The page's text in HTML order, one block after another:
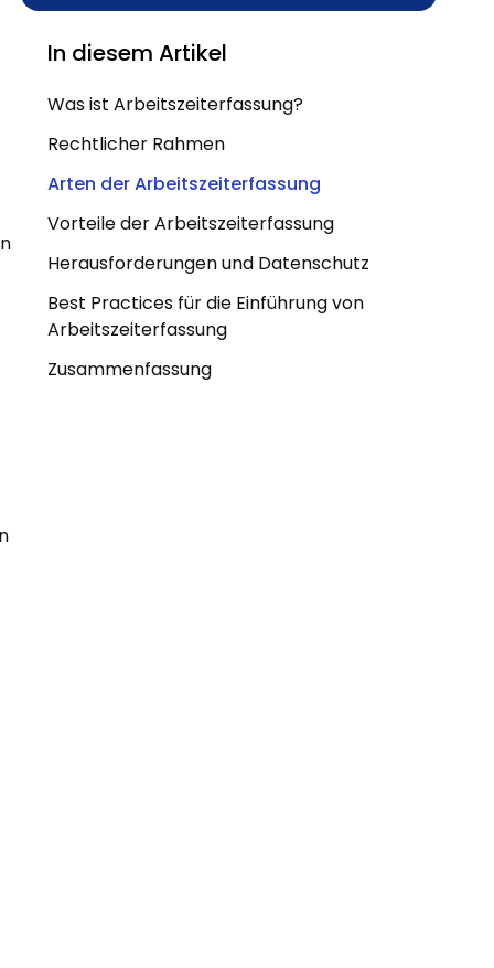
In diesem Artikel
Was ist Arbeitszeiterfassung?
Rechtlicher Rahmen
Arten der Arbeitszeiterfassung
Vorteile der Arbeitszeiterfassung
Herausforderungen und Datenschutz
Best Practices für die Einführung von
Arbeitszeiterfassung
Zusammenfassung